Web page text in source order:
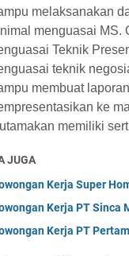
melaksanakan
menguasai MS.
Teknik
teknik
membuat
ke
memiliki
JUGA
Kerja Super
Kerja PT Sinca
Kerja PT